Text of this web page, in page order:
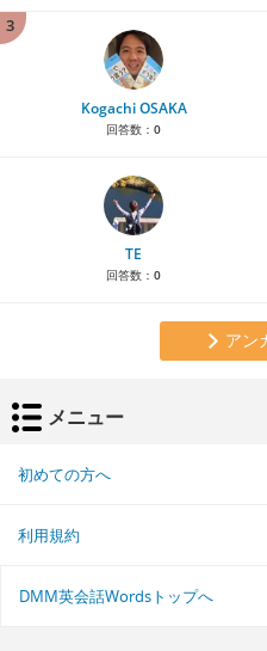
3
Kogachi OSAKA
回答数： 0
TE
回答数： 0
アン
メニュー
初めての方へ
利用規約
DMM英会話Wordsトップへ